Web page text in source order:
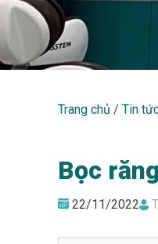
RĂNG SỨ
Trang chủ / Tin
Bọc
22/11/2022